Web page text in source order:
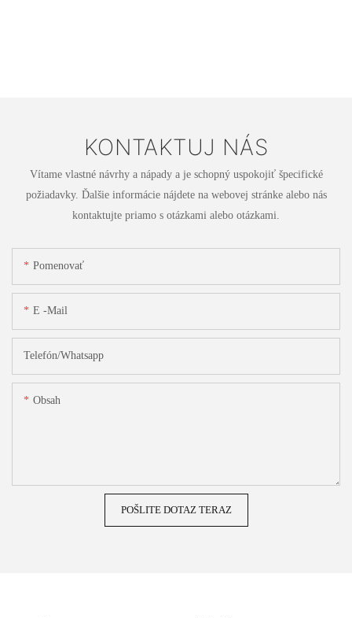
KONTAKTUJ NÁS
Vítame vlastné návrhy a nápady a je schopný uspokojiť špecifické
požiadavky. Ďalšie informácie nájdete na webovej stránke alebo nás
kontaktujte priamo s otázkami alebo otázkami.
Pomenovať
E -mail
Telefón/whatsapp
Obsah
POŠLITE DOTAZ TERAZ